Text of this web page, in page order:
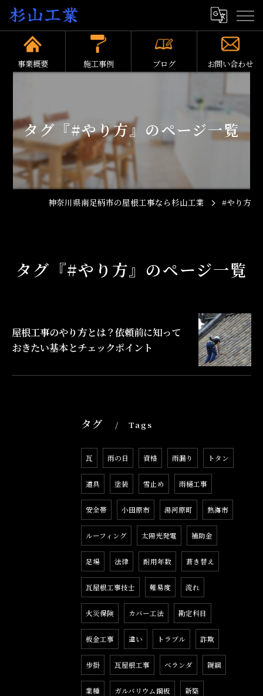
事業概要 施工事例 ブログ お問い合わせ
タグ『#やり方』のページ一覧
神奈川県南足柄市の屋根工事なら杉山工業 #やり方
タグ『#やり方』のページ一覧
屋根工事のやり方とは？依頼前に知って
おきたい基本とチェックポイント
タグ Tags
瓦 雨の日 資格 雨漏り トタン
道具 塗装 雪止め 雨樋工事
安全帯 小田原市 湯河原町 熱海市
ルーフィング 太陽光発電 補助金
足場 法律 耐用年数 葺き替え
瓦屋根工事技士 難易度 流れ
火災保険 カバー工法 勘定科目
板金工事 違い トラブル 詐欺
歩掛 瓦屋根工事 ベランダ 親綱
業種 ガルバリウム鋼板 新築